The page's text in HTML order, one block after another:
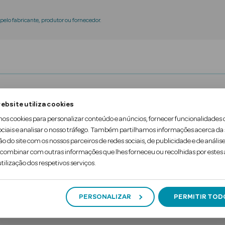
utiliza cookies
cookies para personalizar conteúdo e anúncios, fornecer funcionalidades
e analisar o nosso tráfego. Também partilhamos informações acerca da
do site com os nossos parceiros de redes sociais, de publicidade e de
com outras informações que lhes forneceu ou recolhidas por estes
dos respetivos serviços.
PERSONALIZAR PERMITIR
fabricante, produtor ou fornecedor.
de chupetas, portátil.
ainda não está formado. Está, por isso,
de tetinas Duccio leva-se para todo o lado!
3 minutos depoi…